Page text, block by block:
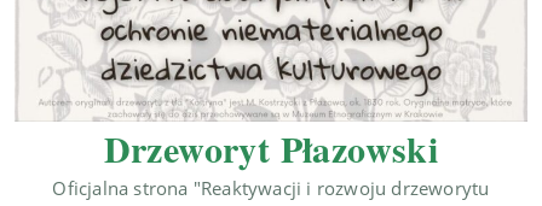
Drzeworyt Płazowski
Oficjalna strona "Reaktywacji i rozwoju drzeworytu